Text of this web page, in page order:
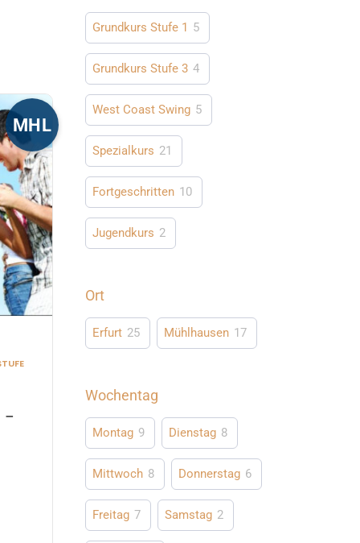
MHL
Grundkurs Stufe 1 5
Grundkurs Stufe 3 4
West Coast Swing 5
Spezialkurs 21
Fortgeschritten 10
Jugendkurs 2
Ort
Erfurt 25 Mühlhausen 17
Wochentag
Montag 9 Dienstag 8
Mittwoch 8 Donnerstag 6
Freitag 7 Samstag 2